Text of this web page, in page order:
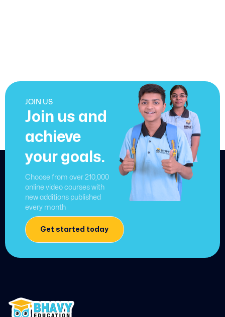
JOIN US
Join us and
achieve
your goals.
Choose from over 210,000
online video courses with
new additions published
every month
Get started today